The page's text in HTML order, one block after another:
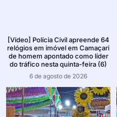
[Vídeo] Polícia Civil apreende 64
relógios em imóvel em Camaçari
de homem apontado como líder
do tráfico nesta quinta-feira (6)
6 de agosto de 2026